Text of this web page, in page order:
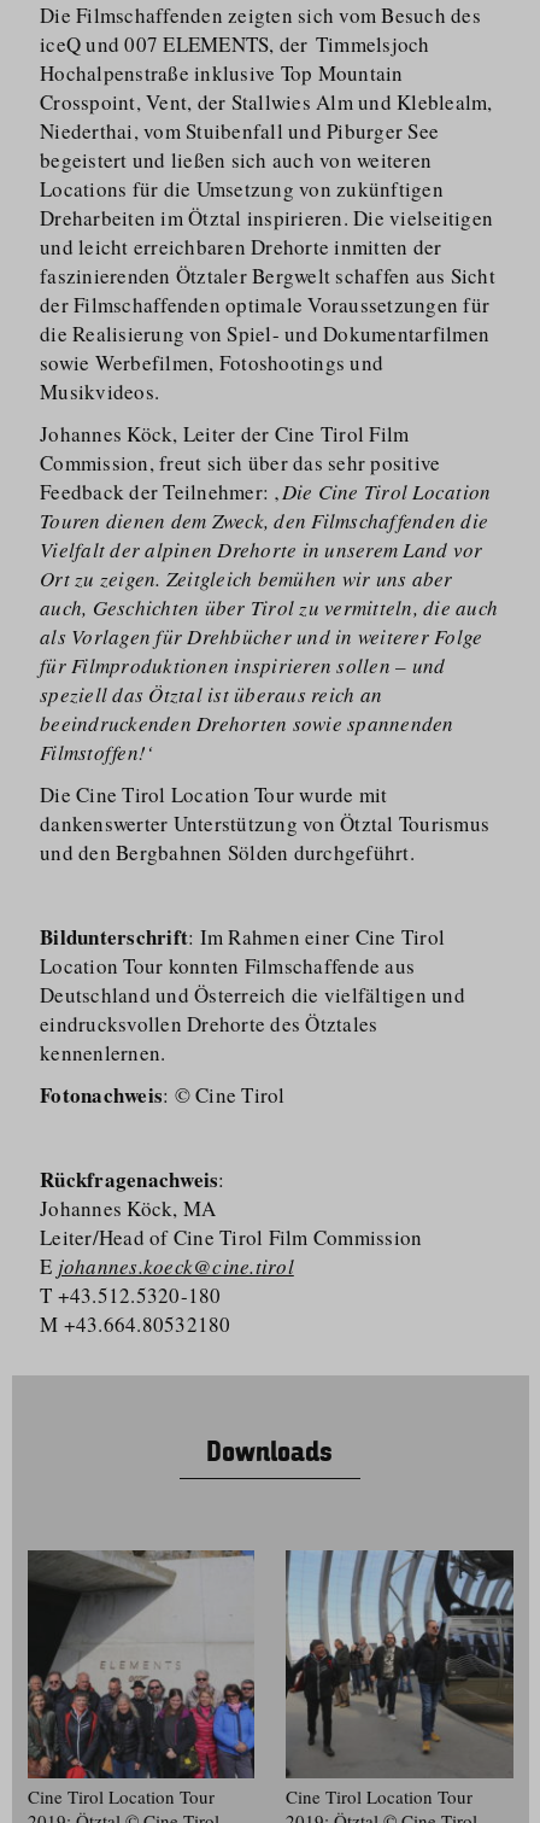
Die Filmschaffenden zeigten sich vom Besuch des
iceQ und 007 ELEMENTS, der Timmelsjoch
Hochalpenstraße inklusive Top Mountain
Crosspoint, Vent, der Stallwies Alm und Kleblealm,
Niederthai, vom Stuibenfall und Piburger See
begeistert und ließen sich auch von weiteren
Locations für die Umsetzung von zukünftigen
Dreharbeiten im Ötztal inspirieren. Die vielseitigen
und leicht erreichbaren Drehorte inmitten der
faszinierenden Ötztaler Bergwelt schaffen aus Sicht
der Filmschaffenden optimale Voraussetzungen für
die Realisierung von Spiel- und Dokumentarfilmen
sowie Werbefilmen, Fotoshootings und
Musikvideos.
Johannes Köck, Leiter der Cine Tirol Film
Commission, freut sich über das sehr positive
Feedback der Teilnehmer: ‚Die Cine Tirol Location
Touren dienen dem Zweck, den Filmschaffenden die
Vielfalt der alpinen Drehorte in unserem Land vor
Ort zu zeigen. Zeitgleich bemühen wir uns aber
auch, Geschichten über Tirol zu vermitteln, die auch
als Vorlagen für Drehbücher und in weiterer Folge
für Filmproduktionen inspirieren sollen – und
speziell das Ötztal ist überaus reich an
beeindruckenden Drehorten sowie spannenden
Filmstoffen!‘
Die Cine Tirol Location Tour wurde mit
dankenswerter Unterstützung von Ötztal Tourismus
und den Bergbahnen Sölden durchgeführt.
Bildunterschrift: Im Rahmen einer Cine Tirol
Location Tour konnten Filmschaffende aus
Deutschland und Österreich die vielfältigen und
eindrucksvollen Drehorte des Ötztales
kennenlernen.
Fotonachweis: © Cine Tirol
Rückfragenachweis:
Johannes Köck, MA
Leiter/​Head of Cine Tirol Film Commission
E johannes.koeck@cine.tirol
T +43.512.5320-180
M +43.664.80532180
Downloads
Cine Tirol Location Tour
Cine Tirol Location Tour